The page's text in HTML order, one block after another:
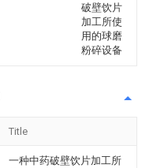
破壁饮片
加工所使
用的球磨
粉碎设备
Title
一种中药破壁饮片加工所